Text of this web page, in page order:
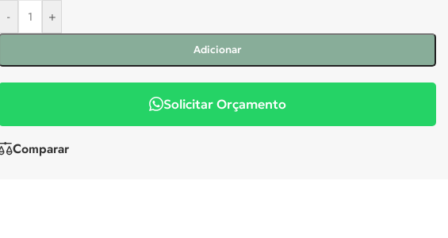
-
+
Adicionar
Solicitar Orçamento
Comparar